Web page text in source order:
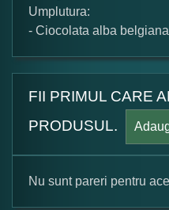
Umplutura:
- Ciocolata alba belgiana
FII PRIMUL CARE
PRODUSUL.
Nu sunt pareri pentru